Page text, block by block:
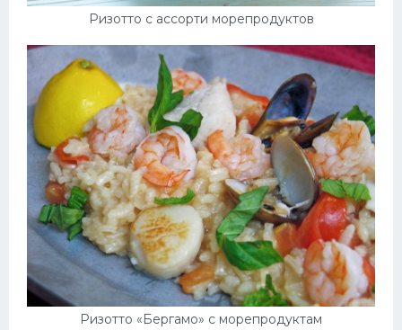
Ризотто с ассорти морепродуктов
Ризотто «Бергамо» с морепродуктам